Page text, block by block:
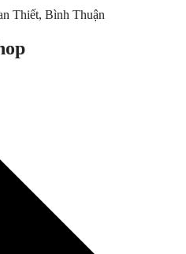
Thiết, Bình Thuận